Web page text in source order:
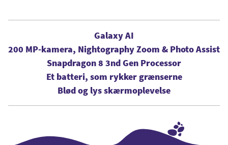
Galaxy AI
200 MP-kamera, Nightography Zoom & Photo Assist
Snapdragon 8 3nd Gen Processor
Et batteri, som rykker grænserne
Blød og lys skærmoplevelse